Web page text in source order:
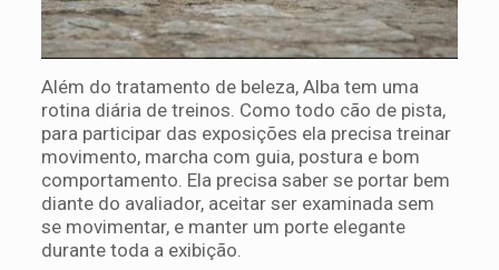
Além do tratamento de beleza, Alba tem uma
rotina diária de treinos. Como todo cão de pista,
para participar das exposições ela precisa treinar
movimento, marcha com guia, postura e bom
comportamento. Ela precisa saber se portar bem
diante do avaliador, aceitar ser examinada sem
se movimentar, e manter um porte elegante
durante toda a exibição.